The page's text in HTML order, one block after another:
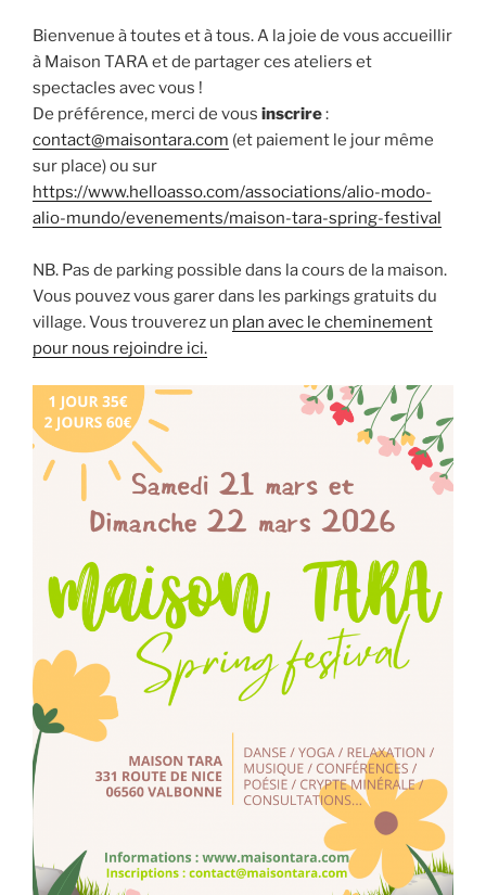
Bienvenue à toutes et à tous. A la joie de vous accueillir
à Maison TARA et de partager ces ateliers et
spectacles avec vous !
De préférence, merci de vous inscrire:
contact@maisontara.com (et paiement le jour même
sur place) ou sur
https://www.helloasso.com/associations/alio-modo-
alio-mundo/evenements/maison-tara-spring-festival
NB. Pas de parking possible dans la cours de la maison.
Vous pouvez vous garer dans les parkings gratuits du
village. Vous trouverez un plan avec le cheminement
pour nous rejoindre ici.